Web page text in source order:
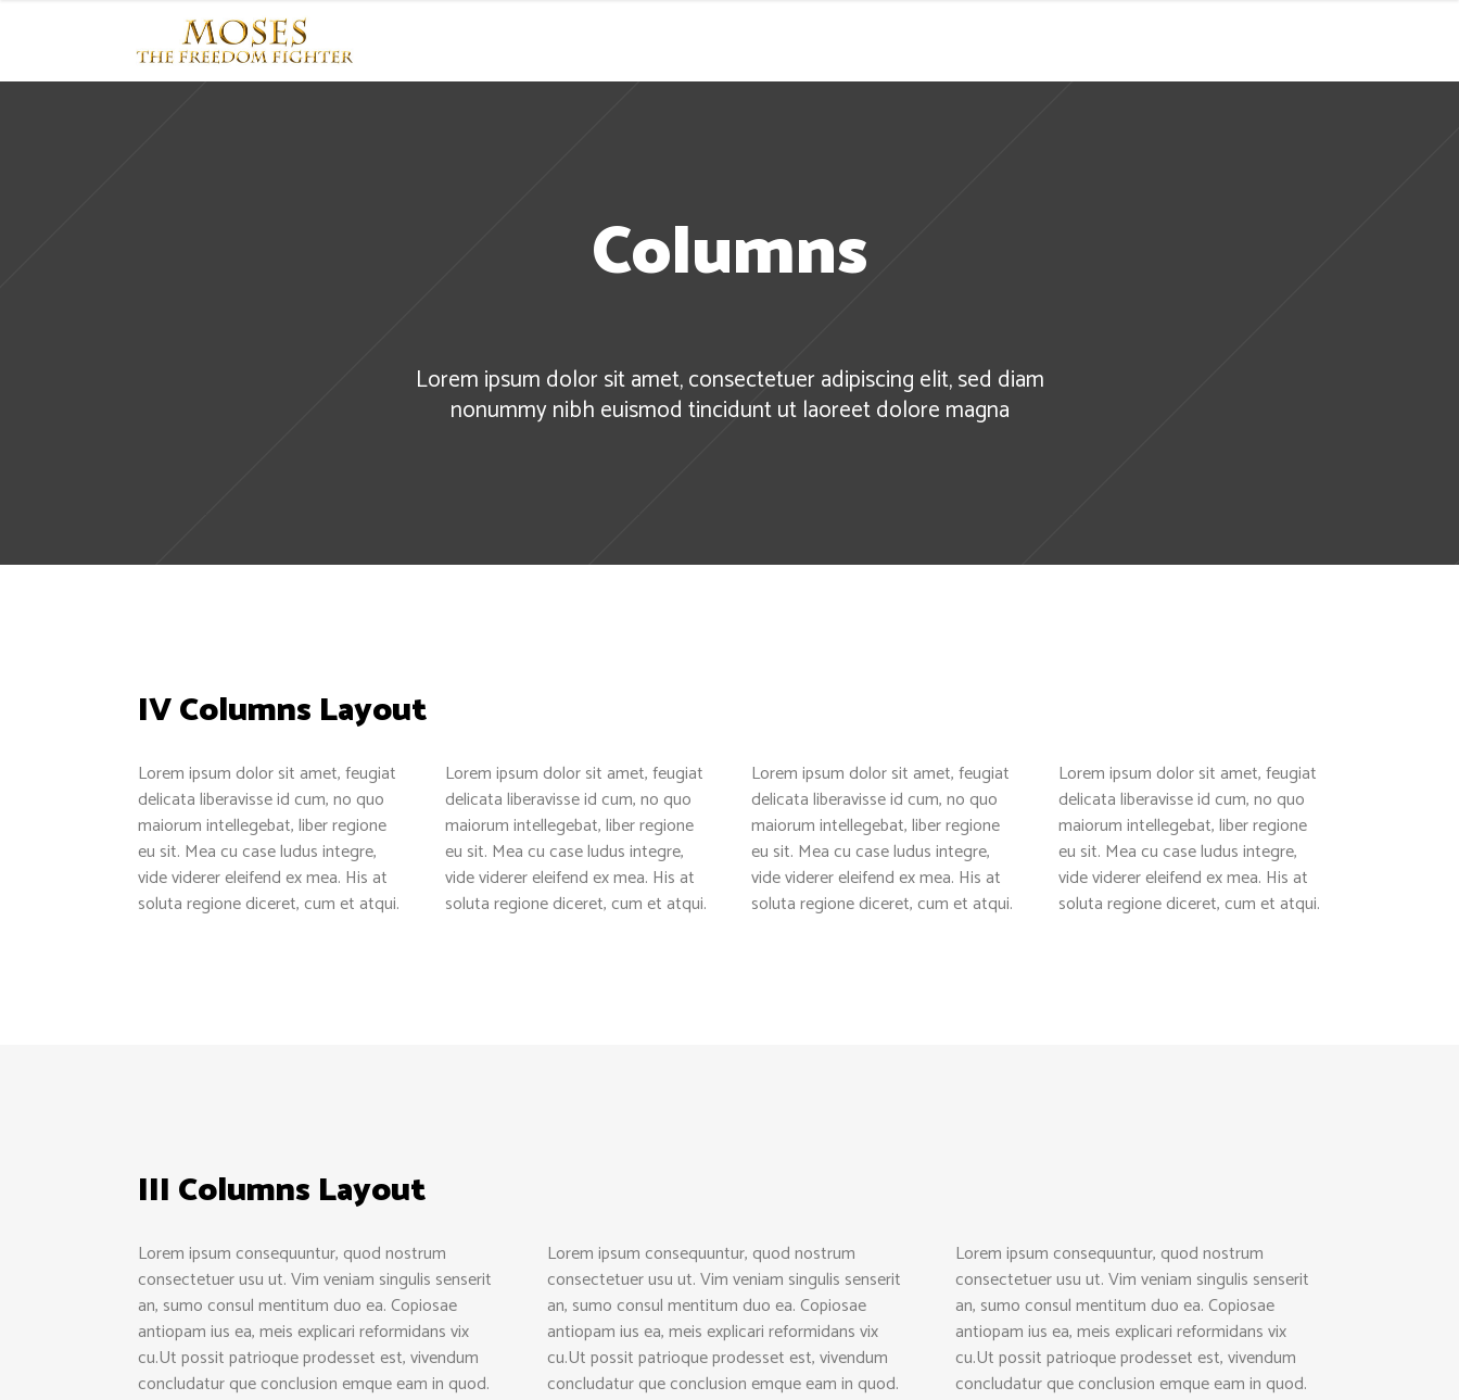
Columns
Lorem ipsum dolor sit amet, consectetuer adipiscing elit, sed diam
nonummy nibh euismod tincidunt ut laoreet dolore magna
IV Columns Layout
Lorem ipsum dolor sit amet, feugiat
delicata liberavisse id cum, no quo
maiorum intellegebat, liber regione
eu sit. Mea cu case ludus integre,
vide viderer eleifend ex mea. His at
soluta regione diceret, cum et atqui.
Lorem ipsum dolor sit amet, feugiat
delicata liberavisse id cum, no quo
maiorum intellegebat, liber regione
eu sit. Mea cu case ludus integre,
vide viderer eleifend ex mea. His at
soluta regione diceret, cum et atqui.
Lorem ipsum dolor sit amet, feugiat
delicata liberavisse id cum, no quo
maiorum intellegebat, liber regione
eu sit. Mea cu case ludus integre,
vide viderer eleifend ex mea. His at
soluta regione diceret, cum et atqui.
Lorem ipsum dolor sit amet, feugiat
delicata liberavisse id cum, no quo
maiorum intellegebat, liber regione
eu sit. Mea cu case ludus integre,
vide viderer eleifend ex mea. His at
soluta regione diceret, cum et atqui.
III Columns Layout
Lorem ipsum consequuntur, quod nostrum
consectetuer usu ut. Vim veniam singulis senserit
an, sumo consul mentitum duo ea. Copiosae
antiopam ius ea, meis explicari reformidans vix
cu.Ut possit patrioque prodesset est, vivendum
concludatur que conclusion emque eam in quod.
Lorem ipsum consequuntur, quod nostrum
consectetuer usu ut. Vim veniam singulis senserit
an, sumo consul mentitum duo ea. Copiosae
antiopam ius ea, meis explicari reformidans vix
cu.Ut possit patrioque prodesset est, vivendum
concludatur que conclusion emque eam in quod.
Lorem ipsum consequuntur, quod nostrum
consectetuer usu ut. Vim veniam singulis senserit
an, sumo consul mentitum duo ea. Copiosae
antiopam ius ea, meis explicari reformidans vix
cu.Ut possit patrioque prodesset est, vivendum
concludatur que conclusion emque eam in quod.